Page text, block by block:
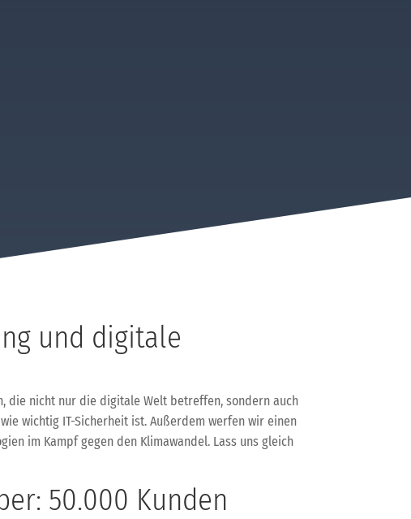
und digitale
die nicht nur die digitale Welt betreffen, sondern auch
wichtig IT-Sicherheit ist. Außerdem werfen wir einen
im Kampf gegen den Klimawandel. Lass uns gleich
50.000 Kunden